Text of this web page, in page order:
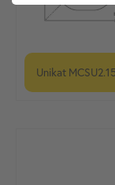
Unikat